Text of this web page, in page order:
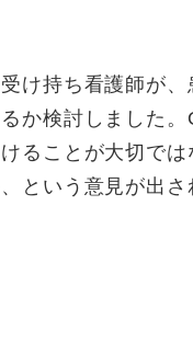
け持ち看護師が
か検討しました
ることが大切で
という意見が出さ